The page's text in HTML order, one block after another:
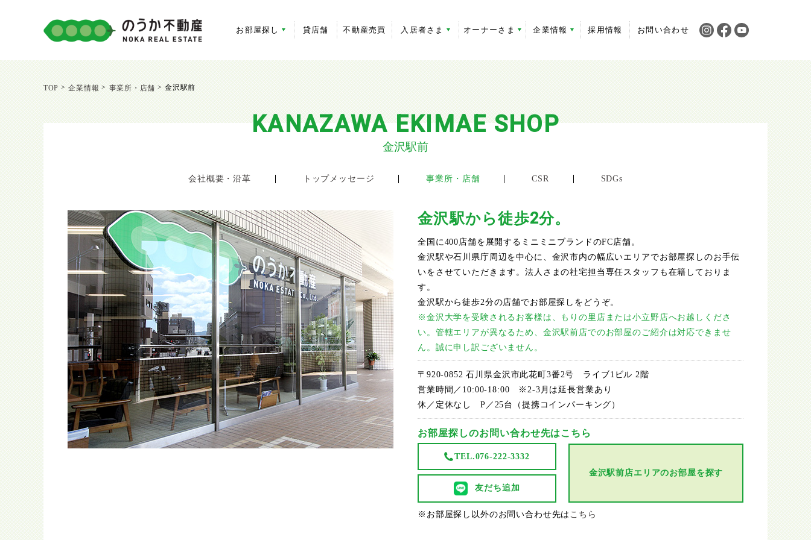
お部屋探し 貸店舗 不動産売買 入居者さま オーナーさま 企業情報 採用情報 お問い合わせ
TOP> 企業情報> 事業所・店舗> 金沢駅前
KANAZAWA EKIMAE SHOP
金沢駅前
会社概要・沿革 トップメッセージ 事業所・店舗 CSR SDGs
金沢駅から徒歩2分。
全国に400店舗を展開するミニミニブランドのFC店舗。
金沢駅や石川県庁周辺を中心に、金沢市内の幅広いエリアでお部屋探しのお手伝
いをさせていただきます。法人さまの社宅担当専任スタッフも在籍しておりま
す。
金沢駅から徒歩2分の店舗でお部屋探しをどうぞ。
※金沢大学を受験されるお客様は、もりの里店または小立野店へお越しくださ
い。管轄エリアが異なるため、金沢駅前店でのお部屋のご紹介は対応できませ
ん。誠に申し訳ございません。
〒920-0852 石川県金沢市此花町3番2号 ライブ1ビル 2階
営業時間／10:00-18:00 ※2-3月は延長営業あり
休／定休なし P／25台（提携コインパーキング）
お部屋探しのお問い合わせ先はこちら
TEL.076-222-3332
友だち追加
金沢駅前店エリアのお部屋を探す
※お部屋探し以外のお問い合わせ先は こちら